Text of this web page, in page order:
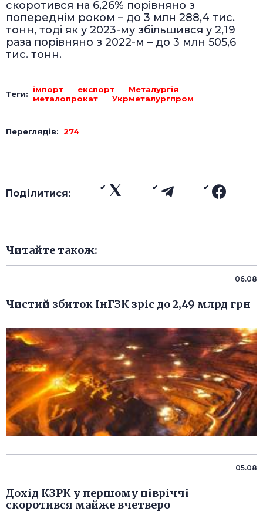
скоротився на 6,26% порівняно з
попереднім роком – до 3 млн 288,4 тис.
тонн, тоді як у 2023-му збільшився у 2,19
раза порівняно з 2022-м – до 3 млн 505,6
тис. тонн.
Теги: імпорт експорт
Металургія
металопрокат
Укрметалургпром
Переглядів: 274
Поділитися:
Читайте також:
06.08
Чистий збиток ІнГЗК зріс до 2,49 млрд грн
05.08
Дохід КЗРК у першому півріччі
скоротився майже вчетверо